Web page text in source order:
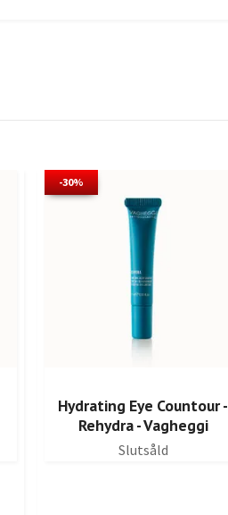
-30%
Hydrating Eye Countour -
Rehydra - Vagheggi
Slutsåld